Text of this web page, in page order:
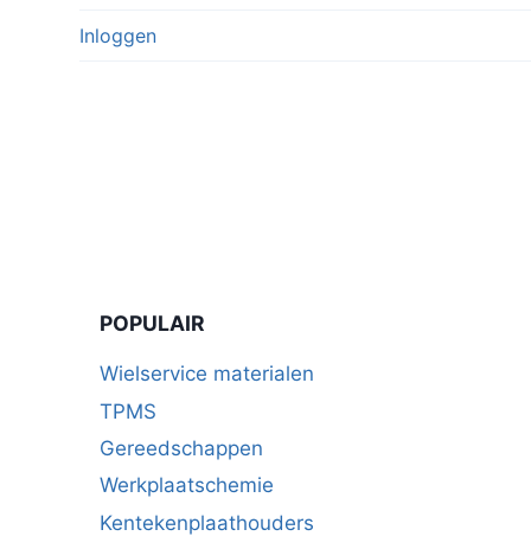
Inloggen
POPULAIR
Wielservice materialen
TPMS
Gereedschappen
Werkplaatschemie
Kentekenplaathouders